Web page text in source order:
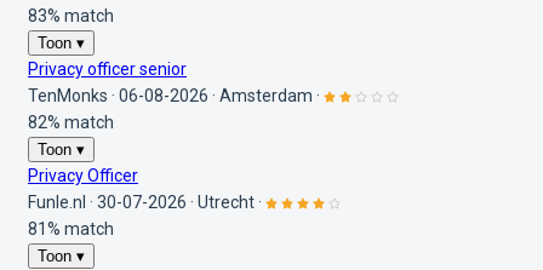
83% match
Toon ▾
Privacy officer senior
TenMonks · 06-08-2026 · Amsterdam ·
82% match
Toon ▾
Privacy Officer
Funle.nl · 30-07-2026 · Utrecht ·
81% match
Toon ▾